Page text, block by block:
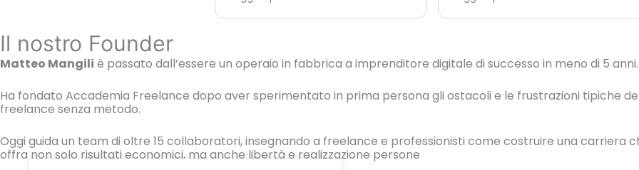
periodo piuttosto turbolento. È
proprio in quel momento che ho
incontrato Accademia Freelance.
cosa mi abbia attratto, ma la
sensazione era chiara: stavo
senza riuscire a riorientare la prua
per sfruttare il vento giusto.
All’inizio avevo qualche dubbio e
alcune difficoltà che mi
del mio coach Luca T. e alla
potuto affrontarle in modo
Durante il percorso ho avuto
modo di lavorare non solo sugli
Qui non ti vendono sogni: ti danno
strumenti, metodo e direzione
che ho capito è che il lavoro lo
impegno ogni giorno, ma avere
con le altre persone del percorso,
Il nostro Founder
Matteo Mangili è passato dall’essere un operaio in fabbrica a imprenditore digitale di successo in meno di 5 anni.
Ha fondato Accademia Freelance dopo aver sperimentato in prima persona gli ostacoli e le frustrazioni tipiche
freelance senza metodo.
Oggi guida un team di oltre 15 collaboratori, insegnando a freelance e professionisti come costruire una carriera
offra non solo risultati economici, ma anche libertà e realizzazione persone